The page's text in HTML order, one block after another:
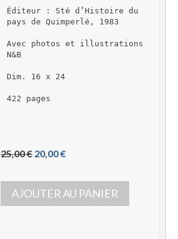
Éditeur : Sté d’Histoire du
pays de Quimperlé, 1983
Avec photos et illustrations
N&B
Dim. 16 x 24
422 pages
25,00 € L
p
r
i
20,00 €L
p
r
i
AJOUTER AU PANIER